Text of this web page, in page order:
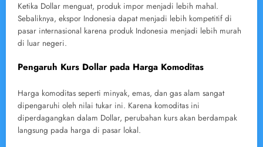
Ketika Dollar menguat, produk impor menjadi lebih mahal.
Sebaliknya, ekspor Indonesia dapat menjadi lebih kompetitif di
pasar internasional karena produk Indonesia menjadi lebih murah
di luar negeri.
Pengaruh Kurs Dollar pada Harga Komoditas
Harga komoditas seperti minyak, emas, dan gas alam sangat
dipengaruhi oleh nilai tukar ini. Karena komoditas ini
diperdagangkan dalam Dollar, perubahan kurs akan berdampak
langsung pada harga di pasar lokal.